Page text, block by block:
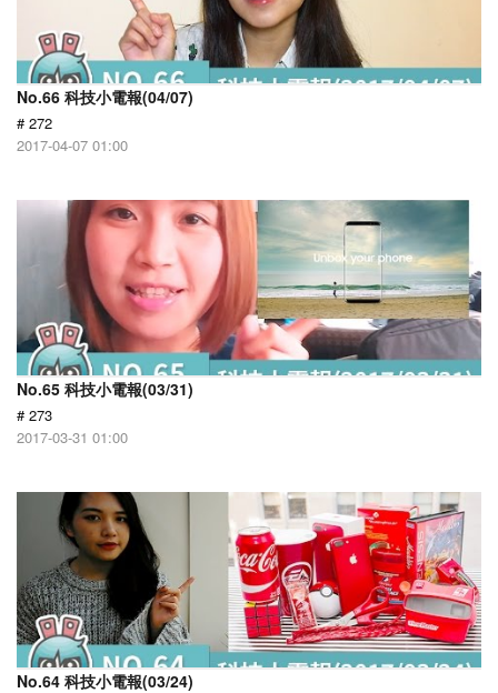
No.66 科技小電報(04/07)
# 272
2017-04-07 01:00
No.65 科技小電報(03/31)
# 273
2017-03-31 01:00
No.64 科技小電報(03/24)